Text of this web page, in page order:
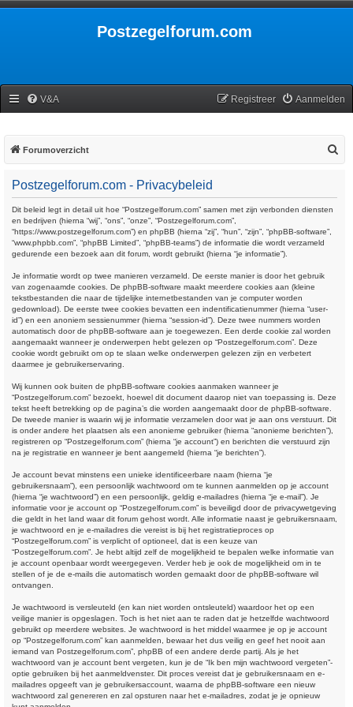
Postzegelforum.com
V&A Aanmelden
Registreer
Forumoverzicht
Postzegelforum.com - Privacybeleid
Dit beleid legt in detail uit hoe “Postzegelforum.com” samen met zijn verbonden diensten
en bedrijven (hierna “wij”, “ons”, “onze”, “Postzegelforum.com”,
“https://www.postzegelforum.com”) en phpBB (hierna “zij”, “hun”, “zijn”, “phpBB-software”,
“www.phpbb.com”, “phpBB Limited”, “phpBB-teams”) de informatie die wordt verzameld
gedurende een bezoek aan dit forum, wordt gebruikt (hierna “je informatie”).
Je informatie wordt op twee manieren verzameld. De eerste manier is door het gebruik
van zogenaamde cookies. De phpBB-software maakt meerdere cookies aan (kleine
tekstbestanden die naar de tijdelijke internetbestanden van je computer worden
gedownload). De eerste twee cookies bevatten een indentificatienummer (hierna “user-
id”) en een anoniem sessienummer (hierna “session-id”). Deze twee nummers worden
automatisch door de phpBB-software aan je toegewezen. Een derde cookie zal worden
aangemaakt wanneer je onderwerpen hebt gelezen op “Postzegelforum.com”. Deze
cookie wordt gebruikt om op te slaan welke onderwerpen gelezen zijn en verbetert
daarmee je gebruikerservaring.
Wij kunnen ook buiten de phpBB-software cookies aanmaken wanneer je
“Postzegelforum.com” bezoekt, hoewel dit document daarop niet van toepassing is. Deze
tekst heeft betrekking op de pagina’s die worden aangemaakt door de phpBB-software.
De tweede manier is waarin wij je informatie verzamelen door wat je aan ons verstuurt. Dit
is onder andere het plaatsen als een anonieme gebruiker (hierna “anonieme berichten”),
registreren op “Postzegelforum.com” (hierna “je account”) en berichten die verstuurd zijn
na je registratie en wanneer je bent aangemeld (hierna “je berichten”).
Je account bevat minstens een unieke identificeerbare naam (hierna “je
gebruikersnaam”), een persoonlijk wachtwoord om te kunnen aanmelden op je account
(hierna “je wachtwoord”) en een persoonlijk, geldig e-mailadres (hierna “je e-mail”). Je
informatie voor je account op “Postzegelforum.com” is beveiligd door de privacywetgeving
die geldt in het land waar dit forum gehost wordt. Alle informatie naast je gebruikersnaam,
je wachtwoord en je e-mailadres die vereist is bij het registratieproces op
“Postzegelforum.com” is verplicht of optioneel, dat is een keuze van
“Postzegelforum.com”. Je hebt altijd zelf de mogelijkheid te bepalen welke informatie van
je account openbaar wordt weergegeven. Verder heb je ook de mogelijkheid om in te
stellen of je de e-mails die automatisch worden gemaakt door de phpBB-software wil
ontvangen.
Je wachtwoord is versleuteld (en kan niet worden ontsleuteld) waardoor het op een
veilige manier is opgeslagen. Toch is het niet aan te raden dat je hetzelfde wachtwoord
gebruikt op meerdere websites. Je wachtwoord is het middel waarmee je op je account
op “Postzegelforum.com” kan aanmelden, bewaar het dus veilig en geef het nooit aan
iemand van Postzegelforum.com”, phpBB of een andere derde partij. Als je het
wachtwoord van je account bent vergeten, kun je de “Ik ben mijn wachtwoord vergeten”-
optie gebruiken bij het aanmeldvenster. Dit proces vereist dat je gebruikersnaam en e-
mailadres opgeeft van je gebruikersaccount, waarna de phpBB-software een nieuw
wachtwoord zal genereren en zal opsturen naar het e-mailadres, zodat je je opnieuw